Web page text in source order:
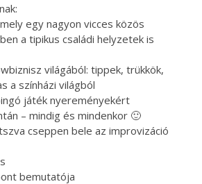
egy nagyon vicces közös
a tipikus családi helyzetek is
világából: tippek, trükkök,
a színházi világból
játék nyereményekért
– mindig és mindenkor 🙂
cseppen bele az improvizáció
bemutatója